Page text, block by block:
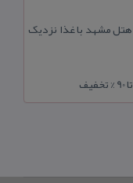
هتل مشهد با غذا نزدیک